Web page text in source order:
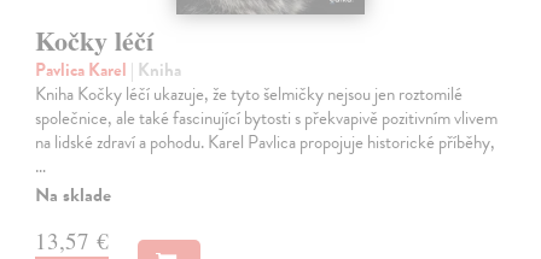
Kočky léčí
Pavlica Karel | Kniha
Kniha Kočky léčí ukazuje, že tyto šelmičky nejsou jen roztomilé
společnice, ale také fascinující bytosti s překvapivě pozitivním vlivem
na lidské zdraví a pohodu. Karel Pavlica propojuje historické příběhy,
…
Na sklade
13,57 €